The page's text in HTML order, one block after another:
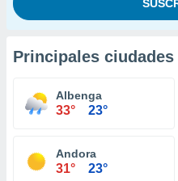
Principales ciudades
Albenga
33° 23°
Andora
31° 23°